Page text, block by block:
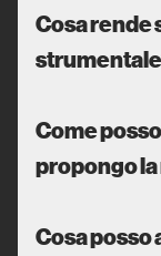
Cosa rende
Come
propongo la
Cosa